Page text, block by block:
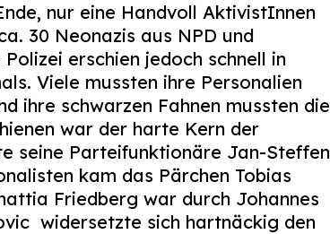
nur eine Handvoll AktivistInnen
30 Neonazis aus NPD und
erschien jedoch schnell in
Viele mussten ihre Personalien
ihre schwarzen Fahnen mussten die
war der harte Kern der
seine Parteifunktionäre Jan-Steffen
kam das Pärchen Tobias
Friedberg war durch Johannes
widersetzte sich hartnäckig den